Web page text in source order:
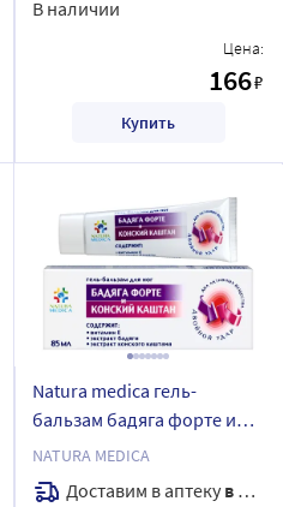
В наличии
Цена:
166₽
Купить
Natura medica гель-
бальзам бадяга форте и
конский каштан 85 мл
NATURA MEDICA
Доставим в аптеку в течение 7 дней